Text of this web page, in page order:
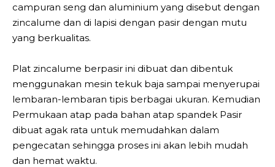
campuran seng dan aluminium yang disebut dengan
zincalume dan di lapisi dengan pasir dengan mutu
yang berkualitas.
Plat zincalume berpasir ini dibuat dan dibentuk
menggunakan mesin tekuk baja sampai menyerupai
lembaran-lembaran tipis berbagai ukuran. Kemudian
Permukaan atap pada bahan atap spandek Pasir
dibuat agak rata untuk memudahkan dalam
pengecatan sehingga proses ini akan lebih mudah
dan hemat waktu.